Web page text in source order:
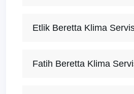
Etlik Beretta Klima
Fatih Beretta Klima